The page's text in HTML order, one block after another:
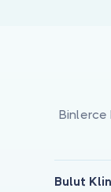
Binlerce
Bulut